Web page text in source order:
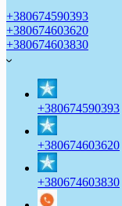
+380674590393
+380674603620
+380674603830
+380674590393
+380674603620
+380674603830